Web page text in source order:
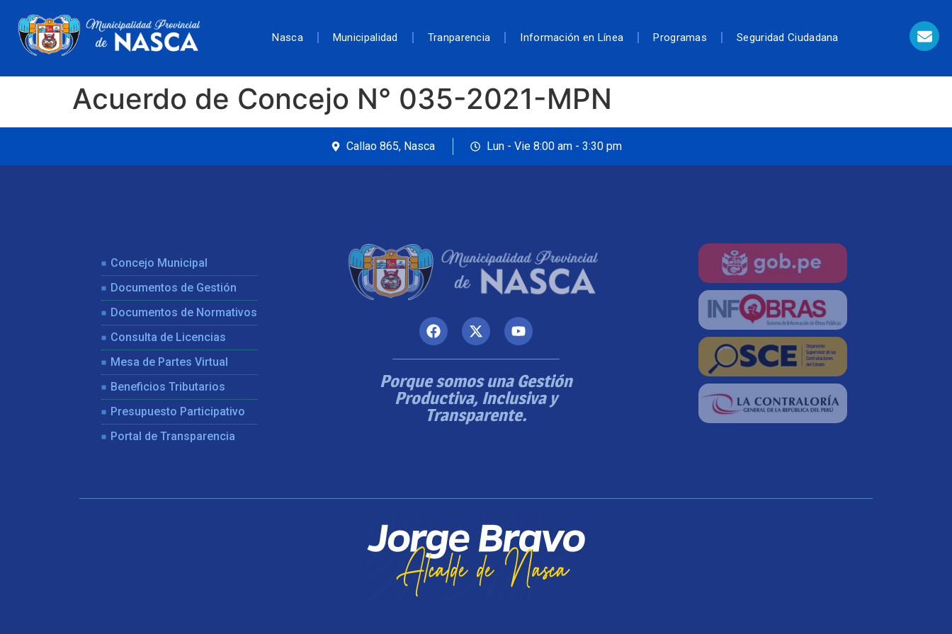
Nasca Municipalidad Tranparencia Información en Línea Programas Seguridad Ciudadana
Acuerdo de Concejo N° 035-2021-MPN
Callao 865, Nasca Lun - Vie 8:00 am - 3:30 pm
Concejo Municipal
Documentos de Gestión
Documentos de Normativos
Consulta de Licencias
Mesa de Partes Virtual
Beneficios Tributarios
Presupuesto Participativo
Portal de Transparencia
Porque somos una Gestión
Productiva, Inclusiva y
Transparente.